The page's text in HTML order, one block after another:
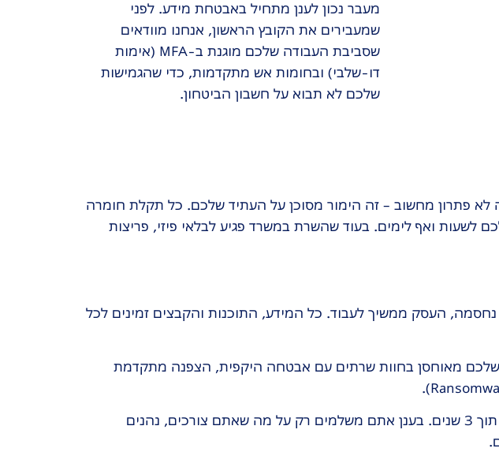
מעבר נכון לענן מתחיל באבטחת מידע. לפני
שמעבירים את הקובץ הראשון, אנחנו מוודאים
שסביבת העבודה שלכם מוגנת ב-MFA (אימות
דו-שלבי) ובחומות אש מתקדמות, כדי שהגמישות
שלכם לא תבוא על חשבון הביטחון.
לא פתרון מחשוב – זה הימור מסוכן על העתיד שלכם. כל תקלת חומרה
לשעות ואף לימים. בעוד שהשרת במשרד פגיע לבלאי פיזי, פריצות
העסק ממשיך לעבוד. כל המידע, התוכנות והקבצים זמינים לכל
שלכם מאוחסן בחוות שרתים עם אבטחה היקפית, הצפנה מתקדמת
נגמרו הימים של השקעות ענק בחומרה שמתיישנת תוך 3 שנים. בענן אתם משלמים רק על מה שאתם צורכים, נהנים